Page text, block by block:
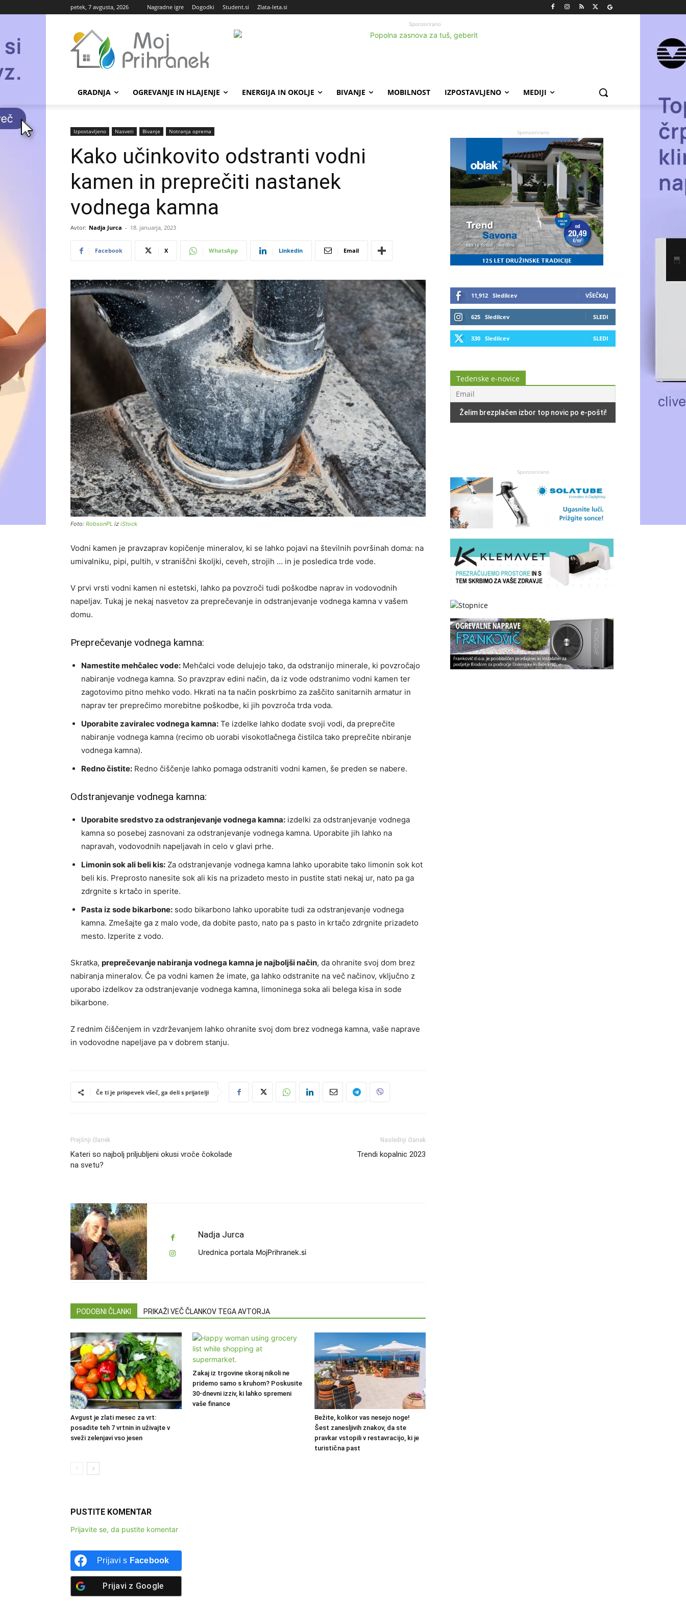
petek, 7 avgusta, 2026 Nagradne igre Dogodki Student.si Zlata-leta.si
Sponzorirano
GRADNJA OGREVANJE IN HLAJENJE ENERGIJA IN OKOLJE BIVANJE MOBILNOST IZPOSTAVLJENO MEDIJI
Izpostavljeno Nasveti Bivanje Notranja oprema
Kako učinkovito odstranti vodni
kamen in preprečiti nastanek
vodnega kamna
Avtor: Nadja Jurca - 18. januarja, 2023
Facebook X WhatsApp Linkedin Email
Foto: RobsonPL iz iStock
Vodni kamen je pravzaprav kopičenje mineralov, ki se lahko pojavi na številnih površinah doma: na
umivalniku, pipi, pultih, v straniščni školjki, ceveh, strojih … in je posledica trde vode.
V prvi vrsti vodni kamen ni estetski, lahko pa povzroči tudi poškodbe naprav in vodovodnih
napeljav. Tukaj je nekaj nasvetov za preprečevanje in odstranjevanje vodnega kamna v vašem
domu.
Preprečevanje vodnega kamna:
Namestite mehčalec vode: Mehčalci vode delujejo tako, da odstranijo minerale, ki povzročajo
nabiranje vodnega kamna. So pravzprav edini način, da iz vode odstranimo vodni kamen ter
zagotovimo pitno mehko vodo. Hkrati na ta način poskrbimo za zaščito sanitarnih armatur in
naprav ter preprečimo morebitne poškodbe, ki jih povzroča trda voda.
Uporabite zaviralec vodnega kamna: Te izdelke lahko dodate svoji vodi, da preprečite
nabiranje vodnega kamna (recimo ob uorabi visokotlačnega čistilca tako preprečite nbiranje
vodnega kamna).
Redno čistite: Redno čiščenje lahko pomaga odstraniti vodni kamen, še preden se nabere.
Odstranjevanje vodnega kamna:
Uporabite sredstvo za odstranjevanje vodnega kamna: izdelki za odstranjevanje vodnega
kamna so posebej zasnovani za odstranjevanje vodnega kamna. Uporabite jih lahko na
napravah, vodovodnih napeljavah in celo v glavi prhe.
Limonin sok ali beli kis: Za odstranjevanje vodnega kamna lahko uporabite tako limonin sok kot
beli kis. Preprosto nanesite sok ali kis na prizadeto mesto in pustite stati nekaj ur, nato pa ga
zdrgnite s krtačo in sperite.
Pasta iz sode bikarbone: sodo bikarbono lahko uporabite tudi za odstranjevanje vodnega
kamna. Zmešajte ga z malo vode, da dobite pasto, nato pa s pasto in krtačo zdrgnite prizadeto
mesto. Izperite z vodo.
Skratka, preprečevanje nabiranja vodnega kamna je najboljši način, da ohranite svoj dom brez
nabiranja mineralov. Če pa vodni kamen že imate, ga lahko odstranite na več načinov, vključno z
uporabo izdelkov za odstranjevanje vodnega kamna, limoninega soka ali belega kisa in sode
bikarbone.
Z rednim čiščenjem in vzdrževanjem lahko ohranite svoj dom brez vodnega kamna, vaše naprave
in vodovodne napeljave pa v dobrem stanju.
Če ti je prispevek všeč, ga deli s prijatelji
Prejšnji članek
Kateri so najbolj priljubljeni okusi vroče čokolade
na svetu?
Naslednji članek
Trendi kopalnic 2023
Nadja Jurca
Urednica portala MojPrihranek.si
PODOBNI ČLANKI PRIKAŽI VEČ ČLANKOV TEGA AVTORJA
Avgust je zlati mesec za vrt:
posadite teh 7 vrtnin in uživajte v
sveži zelenjavi vso jesen
Zakaj iz trgovine skoraj nikoli ne
pridemo samo s kruhom? Poskusite
30-dnevni izziv, ki lahko spremeni
vaše finance
Bežite, kolikor vas nesejo noge!
Šest zanesljivih znakov, da ste
pravkar vstopili v restavracijo, ki je
turistična past
PUSTITE KOMENTAR
Prijavite se, da pustite komentar
Prijavi s Facebook
Prijavi z Google
Sponzorirano
11,912 Sledilcev VŠEČKAJ
625 Sledilcev SLEDI
330 Sledilcev SLEDI
Tedenske e-novice
Sponzorirano